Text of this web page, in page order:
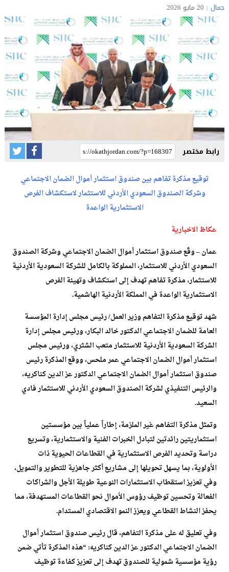
جمال 20 مايو 2026
رابط مختصر
توقيع مذكرة تفاهم بين صندوق استثمار أموال الضمان الاجتماعي
وشركة الصندوق السعودي الأردني للاستثمار لاستكشاف الفرص
الاستثمارية الواعدة
عكاظ الاخبارية
عمان – وقّع صندوق استثمار أموال الضمان الاجتماعي وشركة الصندوق
السعودي الأردني للاستثمار، المملوكة بالكامل للشركة السعودية الأردنية
للاستثمار، مذكرة تفاهم تهدف إلى استكشاف وتهيئة الفرص
الاستثمارية الواعدة في المملكة الأردنية الهاشمية.
شهد توقيع مذكرة التفاهم وزير العمل/ رئيس مجلس إدارة المؤسسة
العامة للضمان الاجتماعي الدكتور خالد البكار، ورئيس مجلس إدارة
الشركة السعودية الأردنية للاستثمار متعب الشثري، ورئيس مجلس
استثمار أموال الضمان الاجتماعي عمر ملحس، ووقع المذكرة رئيس
صندوق استثمار أموال الضمان الاجتماعي الدكتور عز الدين كناكريه،
والرئيس التنفيذي لشركة الصندوق السعودي الأردني للاستثمار فادي
السعيد.
وتمثل مذكرة التفاهم غير الملزمة، إطاراً عملياً بين مؤسستين
استثماريتين رائدتين لتبادل الخبرات الفنية والاستثمارية، وتسريع
دراسة وتحديد الفرص الاستثمارية في القطاعات الحيوية ذات
الأولوية، بما يسهل تحويلها إلى مشاريع أكثر جاهزية للتطوير والتمويل،
وفي تعزيز استقطاب الاستثمارات النوعية طويلة الأجل والشراكات
الفعالة وتحسين توظيف رؤوس الأموال نحو القطاعات المستهدفة، مما
يحفز النشاط القطاعي ويعزز النمو الاقتصادي المستدام.
وفي تعليق له على مذكرة التفاهم، قال رئيس صندوق استثمار أموال
الضمان الاجتماعي الدكتور عز الدين كناكريه: “هذه المذكرة تأتي ضمن
رؤية مؤسسية شمولية للصندوق تهدف إلى تعزيز كفاءة توظيف